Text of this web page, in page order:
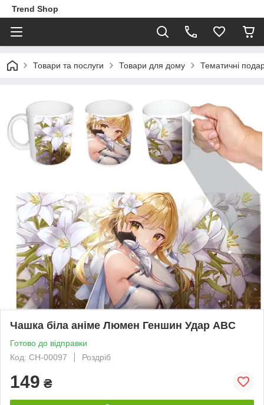
Trend Shop
Товари та послуги Товари для дому Тематичні
Чашка біла аніме Люмен Геншин Удар ABC
Готово до відправки
Код: СH-00097
Роздріб
149 ₴